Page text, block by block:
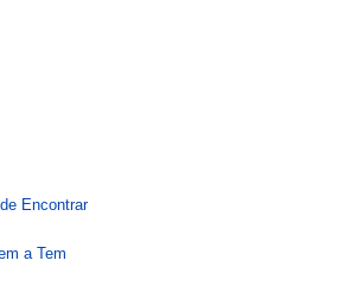
Encontrar
a Tem